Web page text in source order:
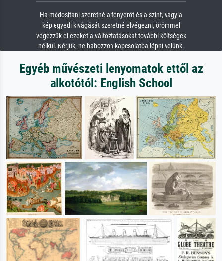
Ha módosítani szeretné a fényerőt és a színt, vagy a
kép egyedi kivágását szeretné elvégezni, örömmel
végezzük el ezeket a változtatásokat további költségek
nélkül. Kérjük, ne habozzon kapcsolatba lépni velünk.
Egyéb művészeti lenyomatok ettől az
alkotótól: English School